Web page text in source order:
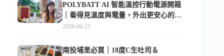
POLYBATT AI 智能溫控行動電源開箱
｜看得見溫度與電量，外出更安心的
10000mAh 行動電源
2026-06-25
南投埔里必買｜18度C生吐司＆